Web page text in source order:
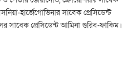
হার্জেগোভিনার সাবেক প্রেসিডেন্ট
সাবেক প্রেসিডেন্ট আমিনা গুরিব-ফাকিম।